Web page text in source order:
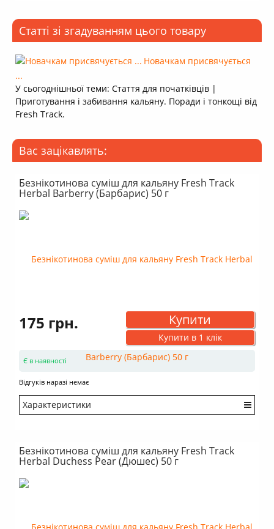
Статті зі згадуванням цього товару
Новачкам присвячується
...
У сьогоднішньої теми: Стаття для початківців |
Приготування і забивання кальяну. Поради і тонкощі від
Fresh Track.
Вас зацікавлять:
Безнікотинова суміш для кальяну Fresh Track
Herbal Barberry (Барбарис) 50 г
175 грн. Купити
Купити в 1 клік
Є в наявності
Відгуків наразі немає
Характеристики
Аромат: Солодкий
Аромат: Ягідний
Аромат: Свіжий
Димність: Багато
Безнікотинова суміш для кальяну Fresh Track
Herbal Duchess Pear (Дюшес) 50 г